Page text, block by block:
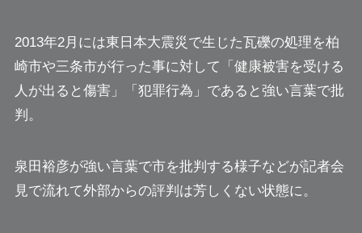
2013年2月には東日本大震災で生じた瓦礫の処理を柏
崎市や三条市が行った事に対して
「健康被害を受ける
人が出ると傷害」「犯罪行為」であると強い言葉で批
判。
泉田裕彦が強い言葉で市を批判する様子などが記者会
見で流れて外部からの評判は芳しくない状態に。